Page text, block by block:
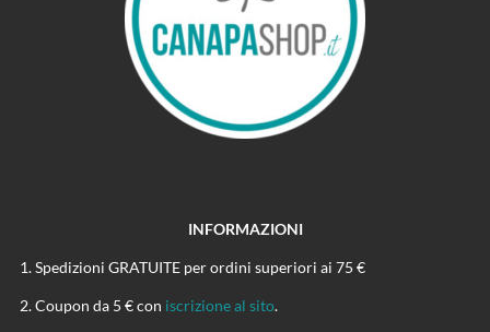
INFORMAZIONI
Spedizioni GRATUITE per ordini superiori ai 75 €
Coupon da 5 € con iscrizione al sito.